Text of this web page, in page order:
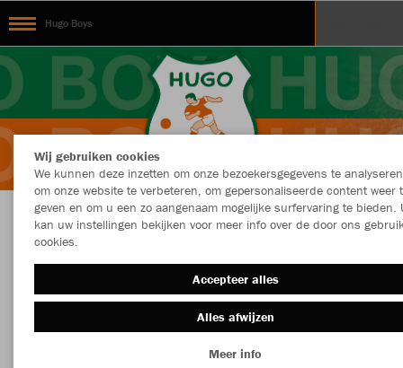
Hugo Boys
Hugo Boys
Sport
Wij gebruiken cookies
We kunnen deze inzetten om onze bezoekersgegevens te
om onze website te verbeteren, om gepersonaliseerde content weer
geven en om u een zo aangenaam mogelijke surfervaring te bieden.
kan uw instellingen bekijken voor meer info over de door ons
cookies.
Accepteer alles
Alles afwijzen
Meer info